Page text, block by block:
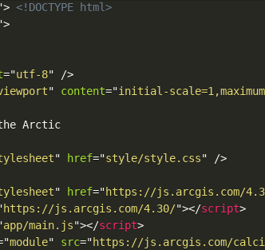
> <!DOCTYPE html>
>
="utf-8"
/>
" content="initial-
Arctic
" href="style/style.css" />
" href="https://js.arcgis.com/
https://js.arcgis.com/4.30/"></script>
app/main.js"></script>
"module" src="https://js.arcgis.com/